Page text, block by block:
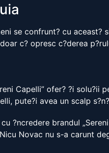
se confrunt? cu aceast?
c? opresc c?derea
Capelli” ofer? ?i solu?ii
pute?i avea un scalp
?ncredere brandul
Novac nu s-a carunt